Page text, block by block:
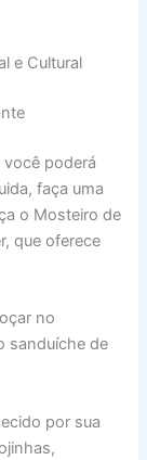
e Cultural
você poderá
faça uma
o Mosteiro de
que oferece
no
sanduíche de
por sua